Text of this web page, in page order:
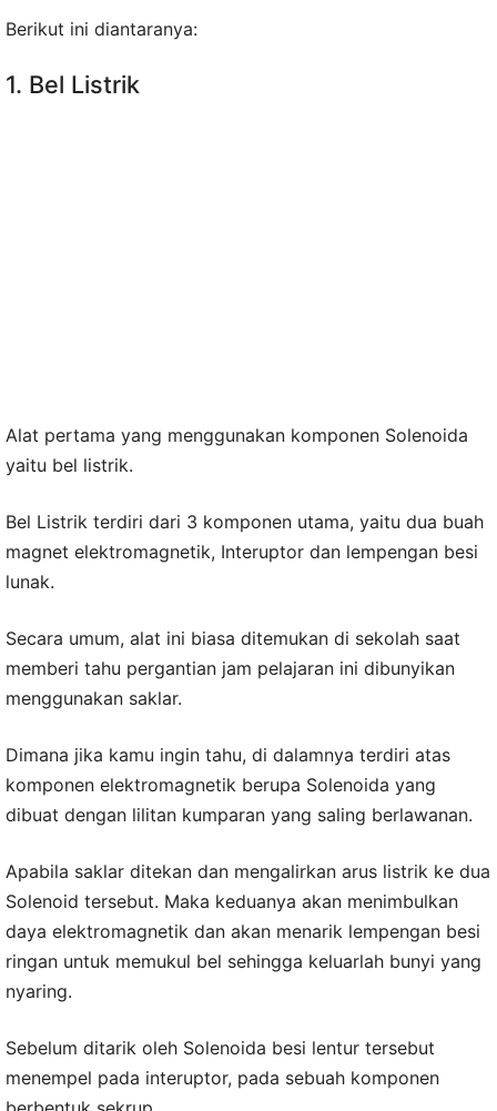
Berikut ini diantaranya:
1. Bel Listrik
Alat pertama yang menggunakan komponen Solenoida
yaitu bel listrik.
Bel Listrik terdiri dari 3 komponen utama, yaitu dua buah
magnet elektromagnetik, Interuptor dan lempengan besi
lunak.
Secara umum, alat ini biasa ditemukan di sekolah saat
memberi tahu pergantian jam pelajaran ini dibunyikan
menggunakan saklar.
Dimana jika kamu ingin tahu, di dalamnya terdiri atas
komponen elektromagnetik berupa Solenoida yang
dibuat dengan lilitan kumparan yang saling berlawanan.
Apabila saklar ditekan dan mengalirkan arus listrik ke dua
Solenoid tersebut. Maka keduanya akan menimbulkan
daya elektromagnetik dan akan menarik lempengan besi
ringan untuk memukul bel sehingga keluarlah bunyi yang
nyaring.
Sebelum ditarik oleh Solenoida besi lentur tersebut
menempel pada interuptor, pada sebuah komponen